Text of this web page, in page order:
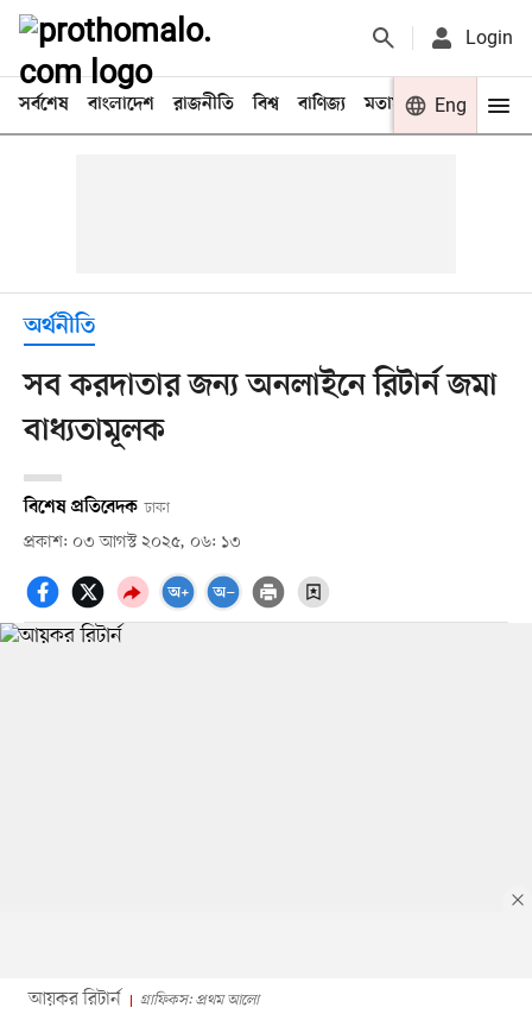
Login
সর্বশেষ বাংলাদেশ রাজনীতি বিশ্ব বাণিজ্য মতামত খেলা
Eng
অর্থনীতি
সব করদাতার জন্য অনলাইনে রিটার্ন জমা
বাধ্যতামূলক
বিশেষ প্রতিবেদক ঢাকা
প্রকাশ: ০৩ আগস্ট ২০২৫, ০৬: ১৩
আয়কর রিটার্ন গ্রাফিকস: প্রথম আলো